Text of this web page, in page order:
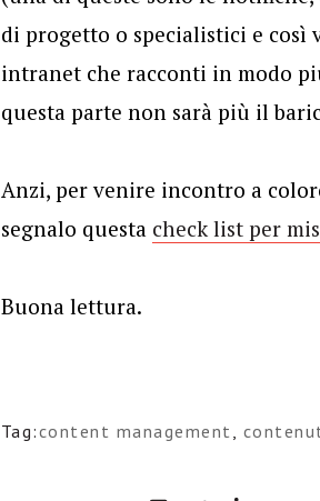
di progetto o specialistici e così
intranet che racconti in modo
questa parte non sarà più il
Anzi, per venire incontro a
segnalo questa check list per
Buona lettura.
Tag:content management,